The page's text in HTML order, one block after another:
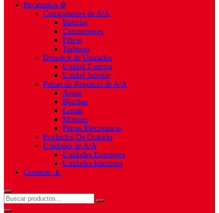
Recambios ⚙️
Componentes de A/A
Baterías
Compresores
Filtros
Turbinas
Despiece de Unidades
Unidad Exterior
Unidad Interior
Piezas de Repuesto de A/A
Aspas
Bombas
Lamas
Motores
Placas Electrónicas
Productos De Ocasión
Unidades de A/A
Unidades Exteriores
Unidades Interiores
Contacto 📡